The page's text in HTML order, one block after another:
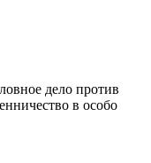
дело против
в особо